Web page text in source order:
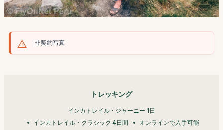
非契約写真
トレッキング
インカトレイル・ジャーニー 1日
インカトレイル・クラシック 4日間
オンラインで入手可能